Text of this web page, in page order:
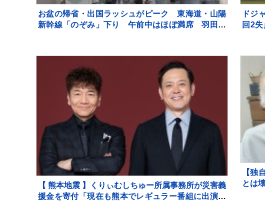
お盆の帰省・出国ラッシュがピーク 東海道・山陽
新幹線「のぞみ」下り 午前中はほぼ満席 羽田空
ドジ
回2
【 熊本地震 】くりぃむしちゅー所属事務所が災害義
援金を寄付「現在も熊本でレギュラー番組に出演さ
【独
とは